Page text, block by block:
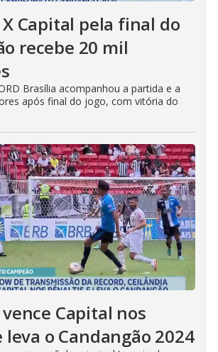
Capital pela final do
recebe 20 mil
Brasília acompanhou a partida e a
após final do jogo, com vitória do
Capital nos
o Candangão 2024